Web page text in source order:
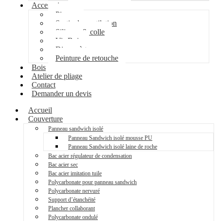
Accessoires
Pipeco
Sortie de ventilation
Silicone & colle
Vis Bois
Disque à tronçonner
Peinture de retouche
Bois
Atelier de pliage
Contact
Demander un devis
Accueil
Couverture
Panneau sandwich isolé
Panneau Sandwich isolé mousse PU
Panneau Sandwich isolé laine de roche
Bac acier régulateur de condensation
Bac acier sec
Bac acier imitation tuile
Polycarbonate pour panneau sandwich
Polycarbonate nervuré
Support d’étanchéité
Plancher collaborant
Polycarbonate ondulé